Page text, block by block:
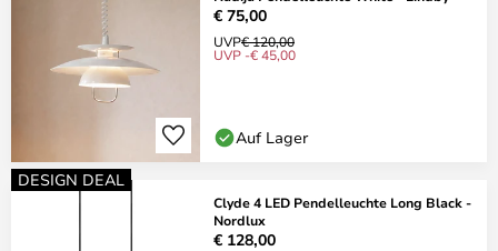
€ 75,00
UVP€ 120,00
UVP -€ 45,00
Auf Lager
DESIGN DEAL
Clyde 4 LED Pendelleuchte Long Black -
Nordlux
€ 128,00